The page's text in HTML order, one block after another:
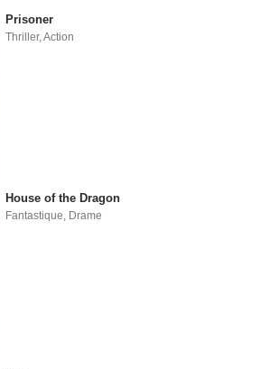
Prisoner
Thriller,Action
House of the Dragon
Fantastique, Drame